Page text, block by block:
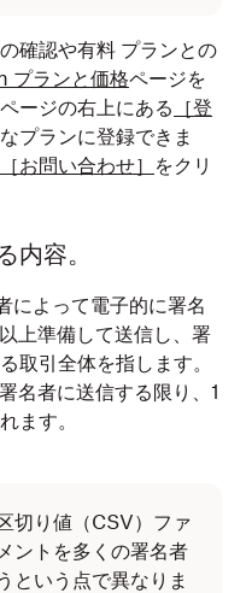
確認や有料 プランとの
プランと価格ページを
ージの右上にある ［登
プランに登録できま
［お問い合わせ］ をクリ
容。
によって電子的に署名
上準備して送信し、署
取引全体を指します。
名者に送信する限り、1
ます。
切り値（CSV）ファ
ントを多くの署名者
という点で異なりま